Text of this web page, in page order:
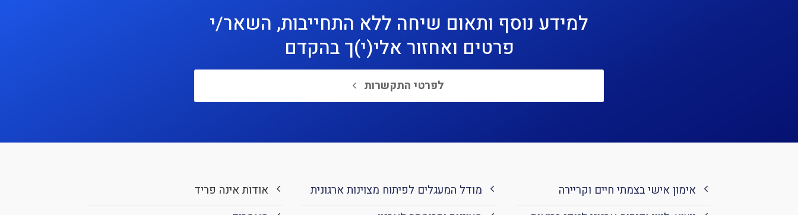
למידע נוסף ותאום שיחה ללא התחייבות, השאר/י
פרטים ואחזור אלי(י)ך בהקדם
לפרטי התקשרות
אימון אישי בצמתי חיים וקריירה
מודל המעגלים לפיתוח מצוינות ארגונית
אודות אינה פריד